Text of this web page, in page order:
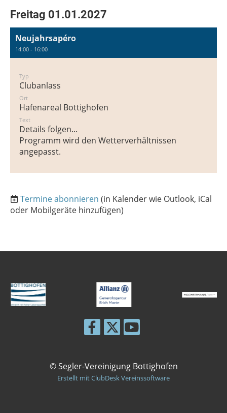
Freitag 01.01.2027
Neujahrsapéro
14:00 - 16:00
Typ
Clubanlass
Ort
Hafenareal Bottighofen
Text
Details folgen...
Programm wird den Wetterverhältnissen
angepasst.
Termine abonnieren (in Kalender wie Outlook, iCal
oder Mobilgeräte hinzufügen)
© Segler-Vereinigung Bottighofen
Erstellt mit ClubDesk Vereinssoftware